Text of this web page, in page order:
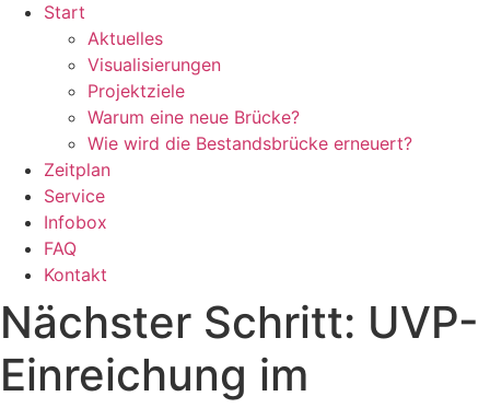
Start
Aktuelles
Visualisierungen
Projektziele
Warum eine neue Brücke?
Wie wird die Bestandsbrücke erneuert?
Zeitplan
Service
Infobox
FAQ
Kontakt
Nächster Schritt: UVP-
Einreichung im